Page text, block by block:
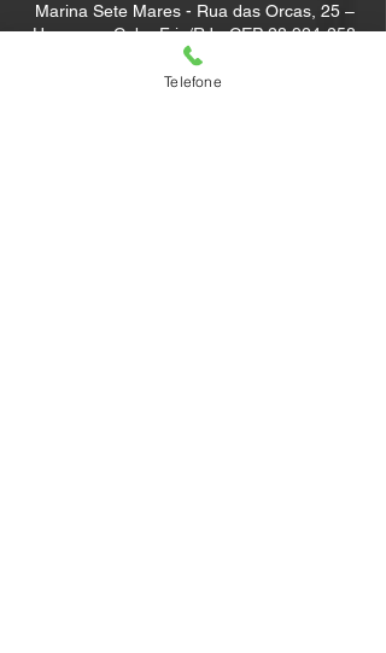
Marina Sete Mares - Rua das Orcas, 25 –
Unamar – Cabo Frio/RJ - CEP:28.924-258
(21) 3254-3476
Telefone